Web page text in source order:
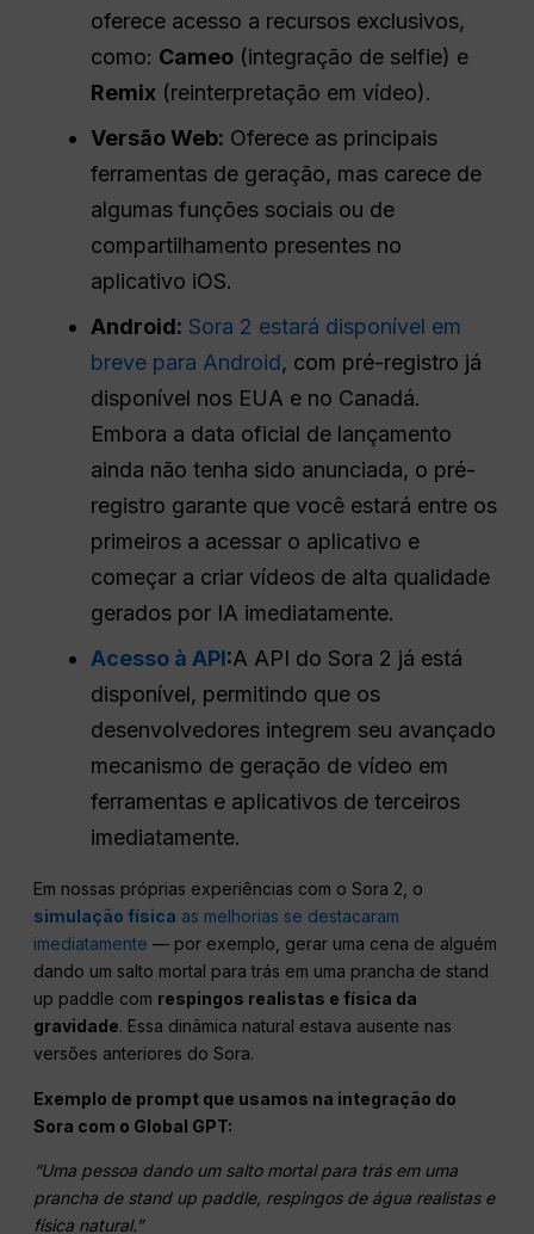
oferece acesso a recursos exclusivos,
como: Cameo (integração de selfie) e
Remix (reinterpretação em vídeo).
Versão Web: Oferece as principais
ferramentas de geração, mas carece de
algumas funções sociais ou de
compartilhamento presentes no
aplicativo iOS.
Android: Sora 2 estará disponível em
breve para Android, com pré-registro já
disponível nos EUA e no Canadá.
Embora a data oficial de lançamento
ainda não tenha sido anunciada, o pré-
registro garante que você estará entre os
primeiros a acessar o aplicativo e
começar a criar vídeos de alta qualidade
gerados por IA imediatamente.
Acesso à API:A API do Sora 2 já está
disponível, permitindo que os
desenvolvedores integrem seu avançado
mecanismo de geração de vídeo em
ferramentas e aplicativos de terceiros
imediatamente.
Em nossas próprias experiências com o Sora 2, o
simulação física as melhorias se destacaram
imediatamente — por exemplo, gerar uma cena de alguém
dando um salto mortal para trás em uma prancha de stand
up paddle com respingos realistas e física da
gravidade. Essa dinâmica natural estava ausente nas
versões anteriores do Sora.
Exemplo de prompt que usamos na integração do
Sora com o Global GPT:
“Uma pessoa dando um salto mortal para trás em uma
prancha de stand up paddle, respingos de água realistas e
física natural.”